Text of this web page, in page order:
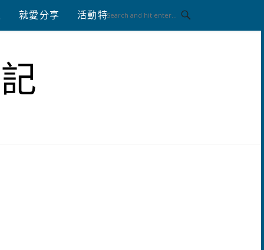
就愛分享 活動特區 體驗分享